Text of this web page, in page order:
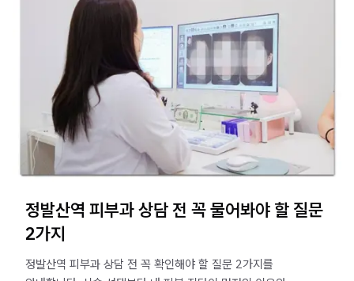
정발산역 피부과 상담 전 꼭 물어봐야 할 질문
2가지
정발산역 피부과 상담 전 꼭 확인해야 할 질문 2가지를